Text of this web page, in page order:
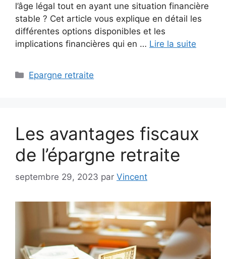
l’âge légal tout en ayant une situation financière
stable ? Cet article vous explique en détail les
différentes options disponibles et les
implications financières qui en … Lire la suite
Catégories
Epargne retraite
Les avantages fiscaux
de l’épargne retraite
septembre 29, 2023 par Vincent